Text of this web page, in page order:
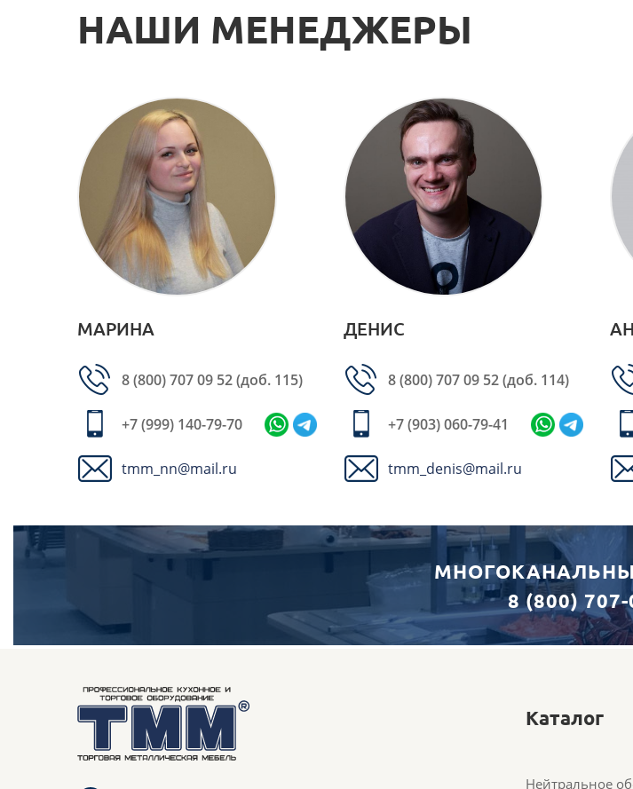
НАШИ МЕНЕДЖЕРЫ
МАРИНА
8 (800) 707 09 52(доб. 115)
+7 (999) 140-79-70
tmm_nn@mail.ru
ДЕНИС
8 (800) 707 09 52(доб. 114)
+7 (903) 060-79-41
tmm_denis@mail.ru
8 (800) 707-
Каталог
Нейтральное